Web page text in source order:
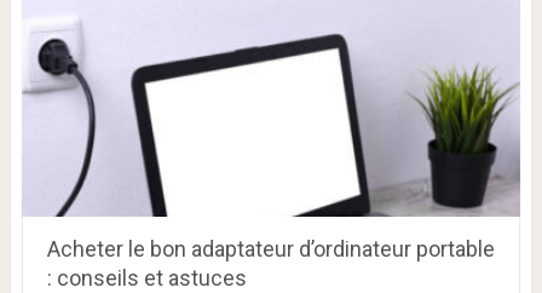
Acheter le bon adaptateur d’ordinateur portable
: conseils et astuces